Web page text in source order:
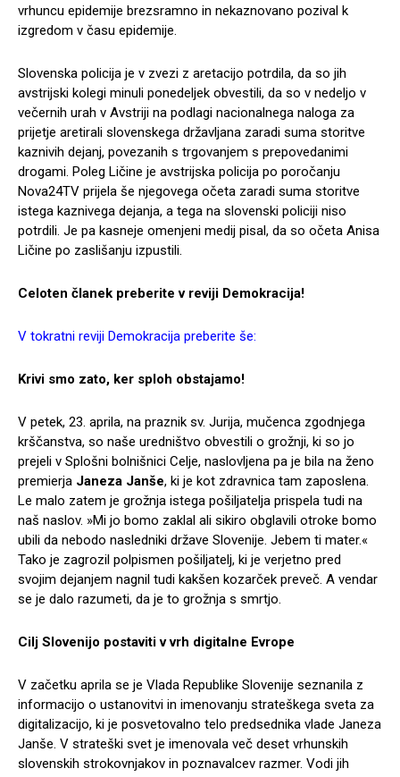
vrhuncu epidemije brezsramno in nekaznovano pozival k
izgredom v času epidemije.
Slovenska policija je v zvezi z aretacijo potrdila, da so jih
avstrijski kolegi minuli ponedeljek obvestili, da so v nedeljo v
večernih urah v Avstriji na podlagi nacionalnega naloga za
prijetje aretirali slovenskega državljana zaradi suma storitve
kaznivih dejanj, povezanih s trgovanjem s prepovedanimi
drogami. Poleg Ličine je avstrijska policija po poročanju
Nova24TV prijela še njegovega očeta zaradi suma storitve
istega kaznivega dejanja, a tega na slovenski policiji niso
potrdili. Je pa kasneje omenjeni medij pisal, da so očeta Anisa
Ličine po zaslišanju izpustili.
Celoten članek preberite v reviji Demokracija!
V tokratni reviji Demokracija preberite še:
Krivi smo zato, ker sploh obstajamo!
V petek, 23. aprila, na praznik sv. Jurija, mučenca zgodnjega
krščanstva, so naše uredništvo obvestili o grožnji, ki so jo
prejeli v Splošni bolnišnici Celje, naslovljena pa je bila na ženo
premierja Janeza Janše, ki je kot zdravnica tam zaposlena.
Le malo zatem je grožnja istega pošiljatelja prispela tudi na
naš naslov. »Mi jo bomo zaklal ali sikiro obglavili otroke bomo
ubili da nebodo nasledniki države Slovenije. Jebem ti mater.«
Tako je zagrozil polpismen pošiljatelj, ki je verjetno pred
svojim dejanjem nagnil tudi kakšen kozarček preveč. A vendar
se je dalo razumeti, da je to grožnja s smrtjo.
Cilj Slovenijo postaviti v vrh digitalne Evrope
V začetku aprila se je Vlada Republike Slovenije seznanila z
informacijo o ustanovitvi in imenovanju strateškega sveta za
digitalizacijo, ki je posvetovalno telo predsednika vlade Janeza
Janše. V strateški svet je imenovala več deset vrhunskih
slovenskih strokovnjakov in poznavalcev razmer. Vodi jih